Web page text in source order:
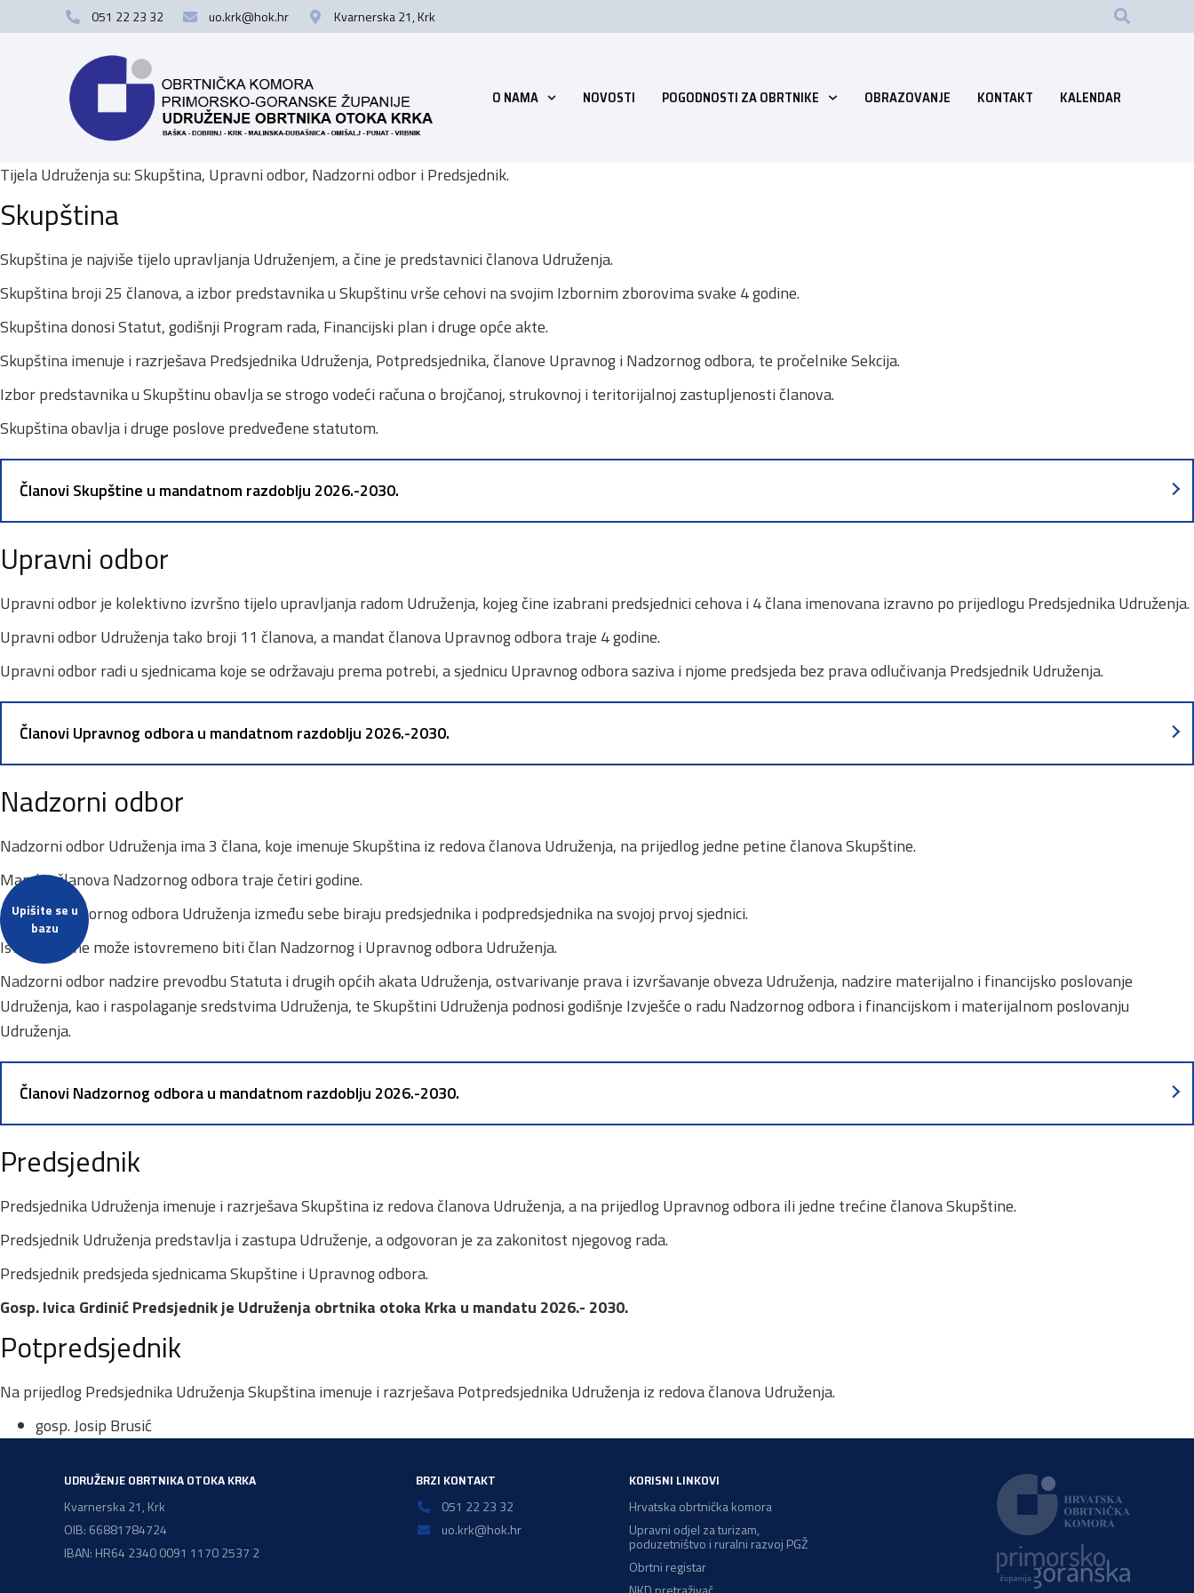
Upišite se u
bazu
051 22 23 32 uo.krk@hok.hr Kvarnerska 21, Krk
O NAMA NOVOSTI POGODNOSTI ZA OBRTNIKE OBRAZOVANJE KONTAKT KALENDAR
Tijela Udruženja su: Skupština, Upravni odbor, Nadzorni odbor i Predsjednik.
Skupština
Skupština je najviše tijelo upravljanja Udruženjem, a čine je predstavnici članova Udruženja.
Skupština broji 25 članova, a izbor predstavnika u Skupštinu vrše cehovi na svojim Izbornim zborovima svake 4 godine.
Skupština donosi Statut, godišnji Program rada, Financijski plan i druge opće akte.
Skupština imenuje i razrješava Predsjednika Udruženja, Potpredsjednika, članove Upravnog i Nadzornog odbora, te pročelnike Sekcija.
Izbor predstavnika u Skupštinu obavlja se strogo vodeći računa o brojčanoj, strukovnoj i teritorijalnoj zastupljenosti članova.
Skupština obavlja i druge poslove predveđene statutom.
Članovi Skupštine u mandatnom razdoblju 2026.-2030.
Upravni odbor
Upravni odbor je kolektivno izvršno tijelo upravljanja radom Udruženja, kojeg čine izabrani predsjednici cehova i 4 člana imenovana izravno po prijedlogu Predsjednika Udruženja.
Upravni odbor Udruženja tako broji 11 članova, a mandat članova Upravnog odbora traje 4 godine.
Upravni odbor radi u sjednicama koje se održavaju prema potrebi, a sjednicu Upravnog odbora saziva i njome predsjeda bez prava odlučivanja Predsjednik Udruženja.
Članovi Upravnog odbora u mandatnom razdoblju 2026.-2030.
Nadzorni odbor
Nadzorni odbor Udruženja ima 3 člana, koje imenuje Skupština iz redova članova Udruženja, na prijedlog jedne petine članova Skupštine.
Mandat članova Nadzornog odbora traje četiri godine.
Članovi Nadzornog odbora Udruženja između sebe biraju predsjednika i podpredsjednika na svojoj prvoj sjednici.
Ista osoba ne može istovremeno biti član Nadzornog i Upravnog odbora Udruženja.
Nadzorni odbor nadzire prevodbu Statuta i drugih općih akata Udruženja, ostvarivanje prava i izvršavanje obveza Udruženja, nadzire materijalno i financijsko poslovanje
Udruženja, kao i raspolaganje sredstvima Udruženja, te Skupštini Udruženja podnosi godišnje Izvješće o radu Nadzornog odbora i financijskom i materijalnom poslovanju
Udruženja.
Članovi Nadzornog odbora u mandatnom razdoblju 2026.-2030.
Predsjednik
Predsjednika Udruženja imenuje i razrješava Skupština iz redova članova Udruženja, a na prijedlog Upravnog odbora ili jedne trećine članova Skupštine.
Predsjednik Udruženja predstavlja i zastupa Udruženje, a odgovoran je za zakonitost njegovog rada.
Predsjednik predsjeda sjednicama Skupštine i Upravnog odbora.
Gosp. Ivica Grdinić Predsjednik je Udruženja obrtnika otoka Krka u mandatu 2026.- 2030.
Potpredsjednik
Na prijedlog Predsjednika Udruženja Skupština imenuje i razrješava Potpredsjednika Udruženja iz redova članova Udruženja.
gosp. Josip Brusić
UDRUŽENJE OBRTNIKA OTOKA KRKA
Kvarnerska 21, Krk
OIB: 66881784724
IBAN: HR64 2340 0091 1170 2537 2
BRZI KONTAKT
051 22 23 32
uo.krk@hok.hr
KORISNI LINKOVI
Hrvatska obrtnička komora
Upravni odjel za turizam,
poduzetništvo i ruralni razvoj PGŽ
Obrtni registar